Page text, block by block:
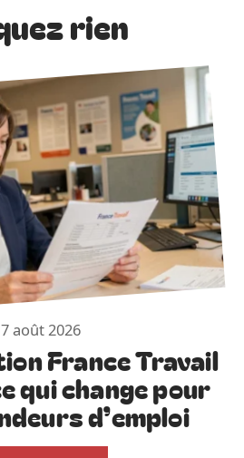
rien
7 août 2026
France Travail
qui change pour
d’emploi